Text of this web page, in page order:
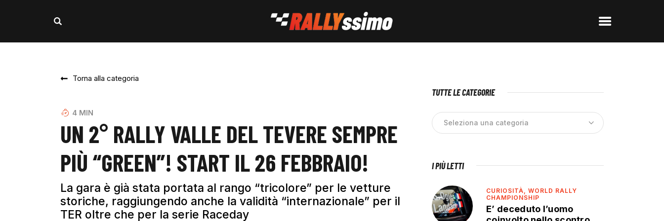
Torna alla categoria
4 MIN
UN 2° RALLY VALLE DEL TEVERE SEMPRE
PIÙ “GREEN”! START IL 26 FEBBRAIO!
La gara è già stata portata al rango “tricolore” per le vetture
storiche, raggiungendo anche la validità “internazionale” per il
TER oltre che per la serie Raceday
TUTTE LE CATEGORIE
I PIÙ LETTI
CURIOSITÀ,WORLD RALLY
CHAMPIONSHIP
E’ deceduto l’uomo